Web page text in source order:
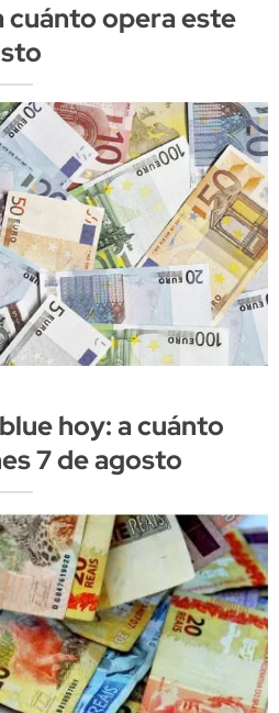
cuánto opera este
hoy: a cuánto
7 de agosto